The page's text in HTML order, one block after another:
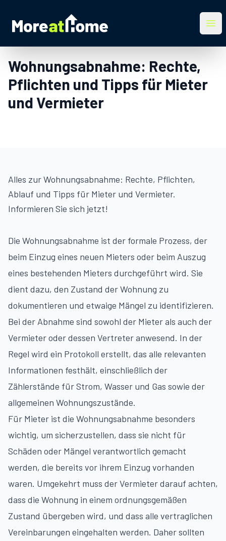
More at Home
Wohnungsabnahme: Rechte,
Pflichten und Tipps für Mieter
und Vermieter
Alles zur Wohnungsabnahme: Rechte, Pflichten,
Ablauf und Tipps für Mieter und Vermieter.
Informieren Sie sich jetzt!
Die Wohnungsabnahme ist der formale Prozess, der
beim Einzug eines neuen Mieters oder beim Auszug
eines bestehenden Mieters durchgeführt wird. Sie
dient dazu, den Zustand der Wohnung zu
dokumentieren und etwaige Mängel zu identifizieren.
Bei der Abnahme sind sowohl der Mieter als auch der
Vermieter oder dessen Vertreter anwesend. In der
Regel wird ein Protokoll erstellt, das alle relevanten
Informationen festhält, einschließlich der
Zählerstände für Strom, Wasser und Gas sowie der
allgemeinen Wohnungszustände.
Für Mieter ist die Wohnungsabnahme besonders
wichtig, um sicherzustellen, dass sie nicht für
Schäden oder Mängel verantwortlich gemacht
werden, die bereits vor ihrem Einzug vorhanden
waren. Umgekehrt muss der Vermieter darauf achten,
dass die Wohnung in einem ordnungsgemäßen
Zustand übergeben wird, und dass alle vertraglichen
Vereinbarungen eingehalten werden. Daher sollten